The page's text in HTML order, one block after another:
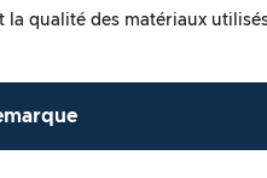
qualité des matériaux